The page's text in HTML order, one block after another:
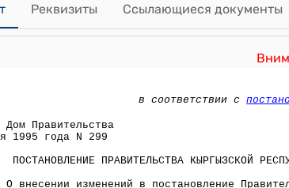
Реквизиты Ссылающиеся документы